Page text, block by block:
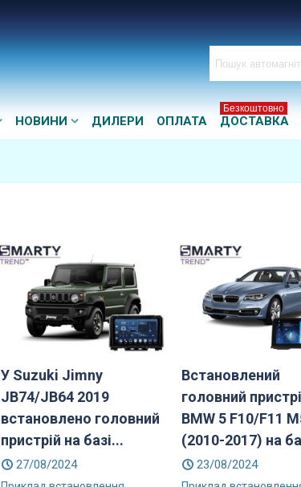
НОВИНИ ДИЛЕРИ ОПЛАТА ДОСТАВКА
Безкоштовно
У Suzuki Jimny
JB74/JB64 2019
встановлено головний
пристрій на базі...
27/08/2024
Встановлений
головний
BMW 5 F10/F11
(2010-2017) на
23/08/2024